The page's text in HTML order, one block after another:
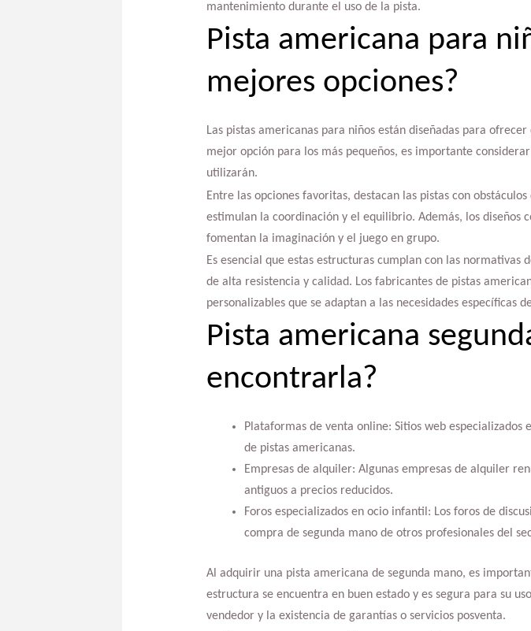
mantenimiento durante el uso de la pista.
Pista americana para
mejores opciones?
Las pistas americanas para niños están diseñadas para
mejor opción para los más pequeños, es importante
utilizarán.
Entre las opciones favoritas, destacan las pistas con
estimulan la coordinación y el equilibrio. Además, los diseños
fomentan la imaginación y el juego en grupo.
Es esencial que estas estructuras cumplan con las
de alta resistencia y calidad. Los fabricantes de pistas
personalizables que se adaptan a las necesidades específicas
Pista americana
encontrarla?
Plataformas de venta online: Sitios web
de pistas americanas.
Empresas de alquiler: Algunas empresas de alquiler
antiguos a precios reducidos.
Foros especializados en ocio infantil: Los foros de
compra de segunda mano de otros profesionales del
Al adquirir una pista americana de segunda mano, es
estructura se encuentra en buen estado y es segura para su
vendedor y la existencia de garantías o servicios posventa.